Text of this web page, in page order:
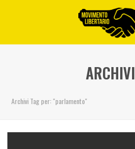
ARCHIVI
Archivi Tag per: "parlamento"